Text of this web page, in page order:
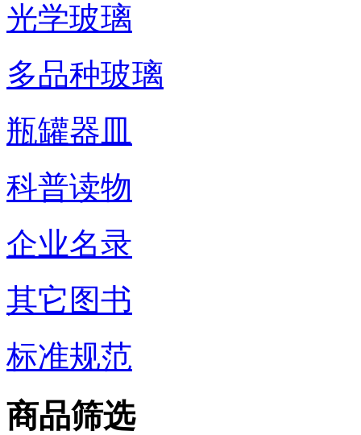
光学玻璃
多品种玻璃
瓶罐器皿
科普读物
企业名录
其它图书
标准规范
商品筛选